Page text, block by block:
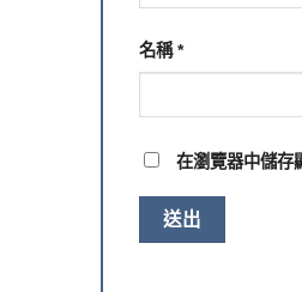
名稱*
在瀏覽器中儲存